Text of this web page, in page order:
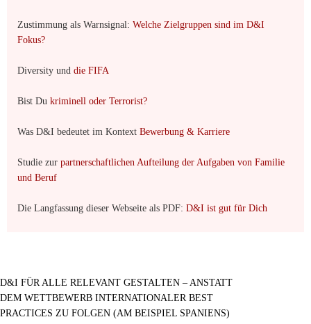
Zustimmung als Warnsignal: Welche Zielgruppen sind im D&I
Fokus?
Diversity und die FIFA
Bist Du kriminell oder Terrorist?
Was D&I bedeutet im Kontext Bewerbung & Karriere
Studie zur partnerschaftlichen Aufteilung der Aufgaben von Familie
und Beruf
Die Langfassung dieser Webseite als PDF: D&I ist gut für Dich
D&I FÜR ALLE RELEVANT GESTALTEN – ANSTATT
DEM WETTBEWERB INTERNATIONALER BEST
PRACTICES ZU FOLGEN (AM BEISPIEL SPANIENS)